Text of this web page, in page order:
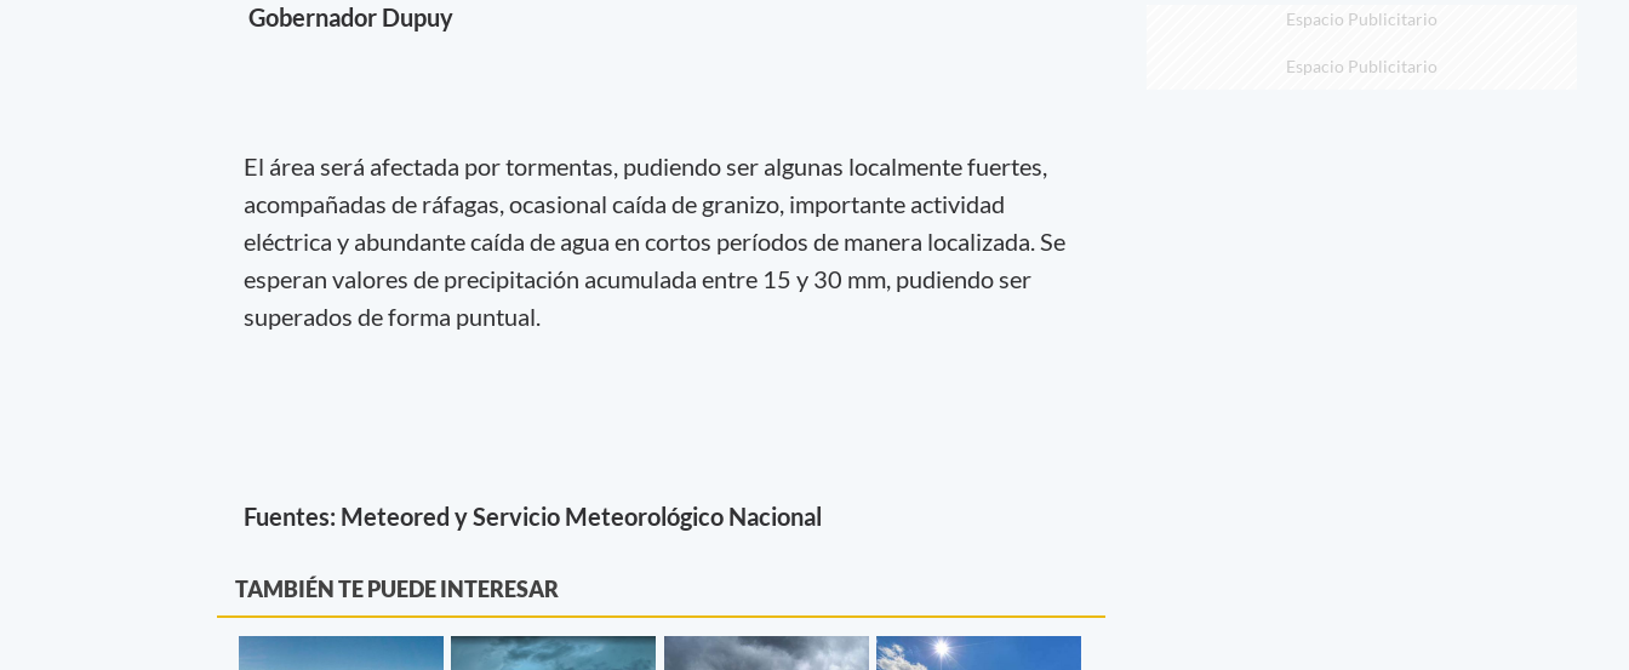
Gobernador Dupuy
El área será afectada por tormentas, pudiendo ser algunas localmente fuertes,
acompañadas de ráfagas, ocasional caída de granizo, importante actividad
eléctrica y abundante caída de agua en cortos períodos de manera localizada. Se
esperan valores de precipitación acumulada entre 15 y 30 mm, pudiendo ser
superados de forma puntual.
Fuentes: Meteored y Servicio Meteorológico Nacional
TAMBIÉN TE PUEDE INTERESAR
Espacio Publicitario
Espacio Publicitario